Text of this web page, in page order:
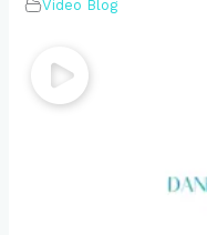
Video Blog